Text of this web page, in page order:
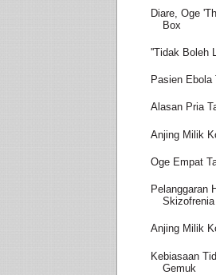
Diare, Oge
Box
''Tidak Boleh
Pasien Ebola
Alasan Pria
Anjing Milik
Oge Empat
Pelanggaran
Skizofrenia
Anjing Milik
Kebiasaan
Gemuk